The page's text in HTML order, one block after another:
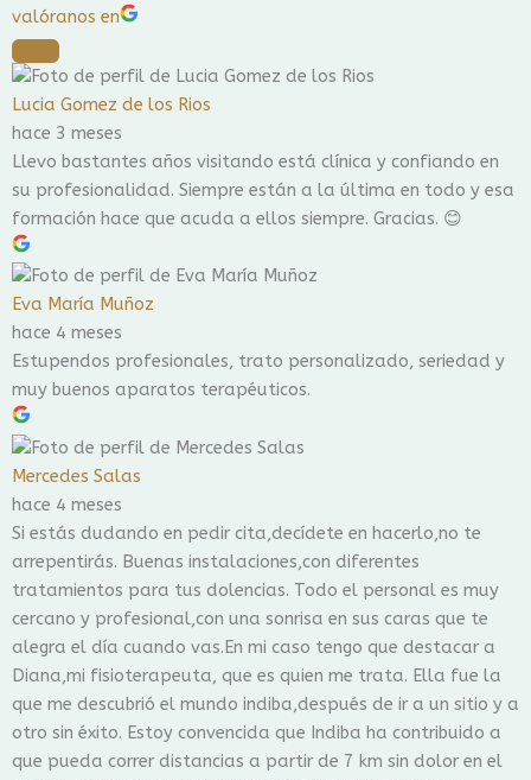
valóranos en
Lucia Gomez de los Rios
hace 3 meses
Llevo bastantes años visitando está clínica y confiando en
su profesionalidad. Siempre están a la última en todo y esa
formación hace que acuda a ellos siempre. Gracias. 😊
Eva María Muñoz
hace 4 meses
Estupendos profesionales, trato personalizado, seriedad y
muy buenos aparatos terapéuticos.
Mercedes Salas
hace 4 meses
Si estás dudando en pedir cita,decídete en hacerlo,no te
arrepentirás. Buenas instalaciones,con diferentes
tratamientos para tus dolencias. Todo el personal es muy
cercano y profesional,con una sonrisa en sus caras que te
alegra el día cuando vas.En mi caso tengo que destacar a
Diana,mi fisioterapeuta, que es quien me trata. Ella fue la
que me descubrió el mundo indiba,después de ir a un sitio y a
otro sin éxito. Estoy convencida que Indiba ha contribuido a
que pueda correr distancias a partir de 7 km sin dolor en el